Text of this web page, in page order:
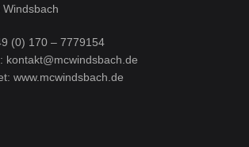
(0) 170 – 7779154
kontakt@mcwindsbach.de
www.mcwindsbach.de